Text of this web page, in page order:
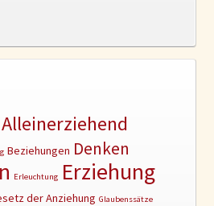
Alleinerziehend
Beziehungen Denken
Erleuchtung Erziehung
der Anziehung Glaubenssätze